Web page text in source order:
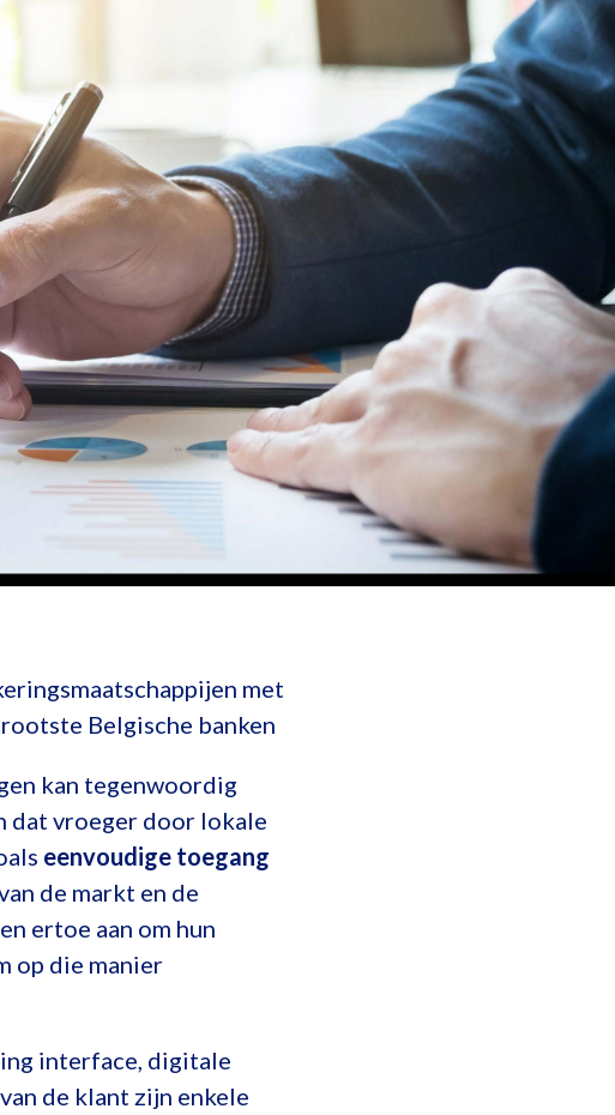
met
Belgische banken
kan tegenwoordig
dat vroeger door lokale
eenvoudige toegang
de markt en de
ertoe aan om hun
op die manier
interface, digitale
de klant zijn enkele